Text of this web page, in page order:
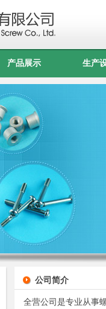
产品展示 生产
公司简介
全营公司是专业从事